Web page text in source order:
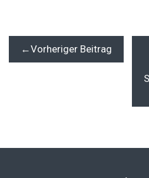
Beitragsnavigation
Vorheriger Beitrag